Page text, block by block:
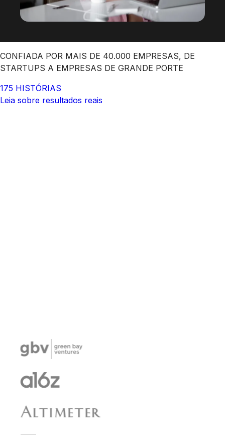
CONFIADA POR MAIS DE 40.000 EMPRESAS, DE
STARTUPS A EMPRESAS DE GRANDE PORTE
175 HISTÓRIAS
Leia sobre resultados reais